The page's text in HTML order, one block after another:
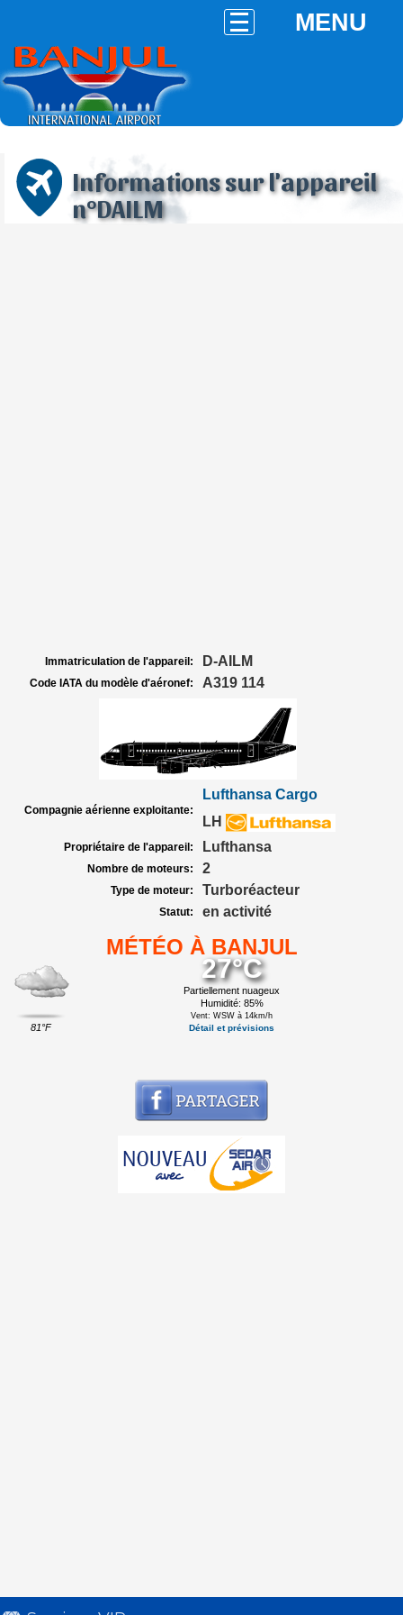
MENU
Informations sur l'appareil
n°DAILM
Immatriculation de l'appareil: D-AILM
Code IATA du modèle d'aéronef: A319 114
Compagnie aérienne exploitante:
Lufthansa Cargo
LH
Propriétaire de l'appareil: Lufthansa
Nombre de moteurs: 2
Type de moteur: Turboréacteur
Statut: en activité
MÉTÉO À BANJUL
81°F
27°C
Partiellement nuageux
Humidité: 85%
Vent: WSW à 14km/h
Détail et prévisions